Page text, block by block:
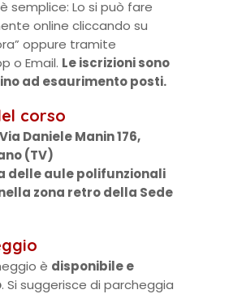
semplice: Lo si può fare
online cliccando su
oppure tramite
o Email. Le iscrizioni sono
ad esaurimento posti.
corso
Via Daniele Manin 176,
(TV)
delle aule polifunzionali
zona retro della Sede
è disponibile e
. Si suggerisce di parcheggia